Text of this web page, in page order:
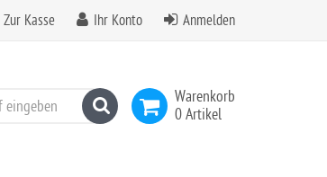
Zur Kasse Ihr Konto Anmelden
Warenkorb
0 Artikel
Suchen